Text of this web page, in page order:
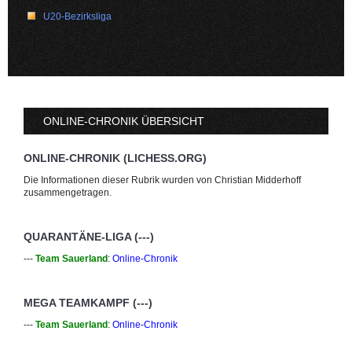
U20-Bezirksliga
ONLINE-CHRONIK ÜBERSICHT
ONLINE-CHRONIK (LICHESS.ORG)
Die Informationen dieser Rubrik wurden von Christian Midderhoff
zusammengetragen.
QUARANTÄNE-LIGA (---)
--- Team Sauerland : Online-Chronik
MEGA TEAMKAMPF (---)
--- Team Sauerland : Online-Chronik